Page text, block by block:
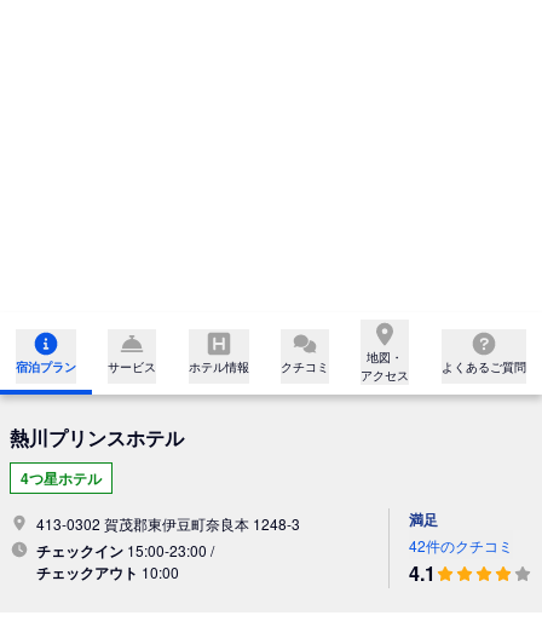
宿泊プラン サービス ホテル情報 クチコミ
地図・
アクセス
よくあるご質問
熱川プリンスホテル
4つ星ホテル
413-0302 賀茂郡東伊豆町奈良本 1248-3
チェックイン 15:00-23:00 /
チェックアウト 10:00
満足
42件のクチコミ
4.1